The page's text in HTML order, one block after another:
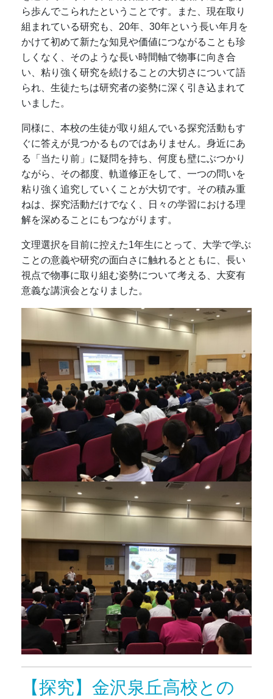
ら歩んでこられたということです。また、現在取り
組まれている研究も、20年、30年という長い年月を
かけて初めて新たな知見や価値につながることも珍
しくなく、そのような長い時間軸で物事に向き合
い、粘り強く研究を続けることの大切さについて語
られ、生徒たちは研究者の姿勢に深く引き込まれて
いました。
同様に、本校の生徒が取り組んでいる探究活動もす
ぐに答えが見つかるものではありません。身近にあ
る「当たり前」に疑問を持ち、何度も壁にぶつかり
ながら、その都度、軌道修正をして、一つの問いを
粘り強く追究していくことが大切です。その積み重
ねは、探究活動だけでなく、日々の学習における理
解を深めることにもつながります。
文理選択を目前に控えた1年生にとって、大学で学ぶ
ことの意義や研究の面白さに触れるとともに、長い
視点で物事に取り組む姿勢について考える、大変有
意義な講演会となりました。
【探究】金沢泉丘高校との